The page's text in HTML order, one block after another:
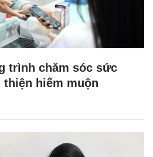
trình chăm sóc sức
thiện hiếm muộn